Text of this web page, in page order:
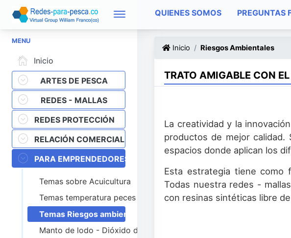
QUIENES SOMOS PREGUNTAS
MENU
Inicio
ARTES DE PESCA
REDES - MALLAS
REDES PROTECCIÓN
RELACIÓN COMERCIAL
PARA EMPRENDEDORES
Temas sobre Acuicultura
Temas temperatura peces
Temas Riesgos ambientales
Manto de lodo - Dióxido de carbono
Inicio Riesgos Ambientales
TRATO AMIGABLE CON
La creatividad y la
productos de mejor
espacios donde aplican los
Esta estrategia tiene como
Todas nuestra redes -
con resinas sintéticas libre